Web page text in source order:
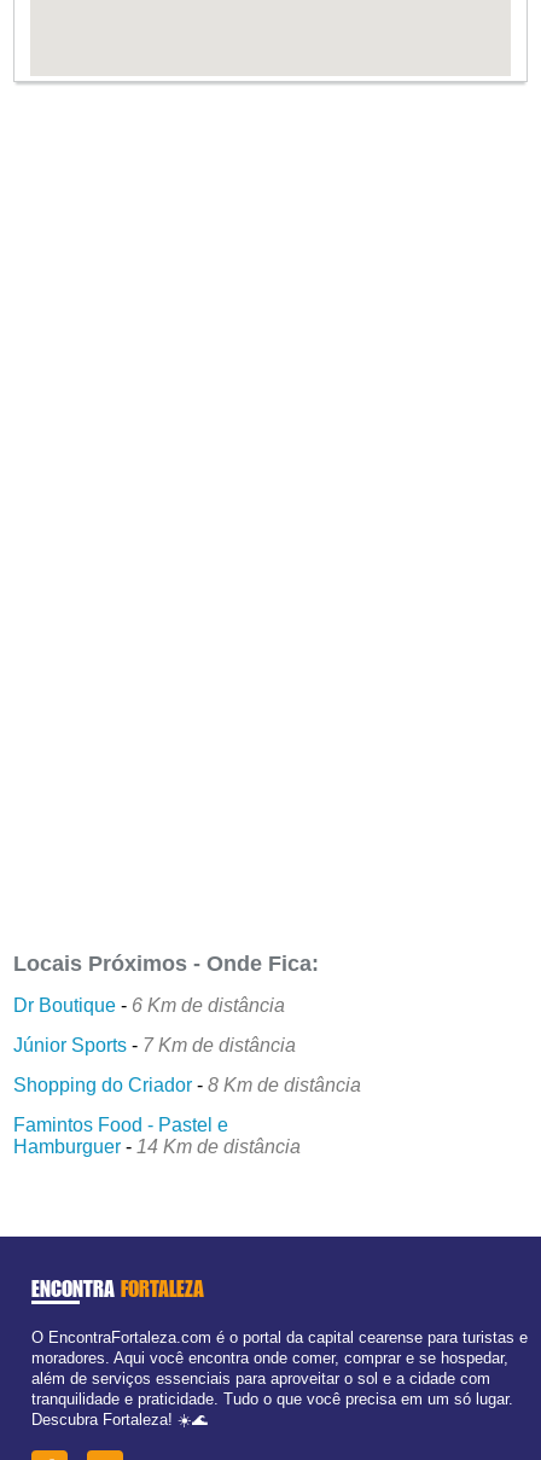
Locais Próximos - Onde Fica:
Dr Boutique - 6 Km de distância
Júnior Sports - 7 Km de distância
Shopping do Criador -8 Km de distância
Famintos Food - Pastel e
Hamburguer - 14 Km de distância
ENCONTRA FORTALEZA
O EncontraFortaleza.com é o portal da capital cearense para turistas e
moradores. Aqui você encontra onde comer, comprar e se hospedar,
além de serviços essenciais para aproveitar o sol e a cidade com
tranquilidade e praticidade. Tudo o que você precisa em um só lugar.
Descubra Fortaleza! ☀️🌊